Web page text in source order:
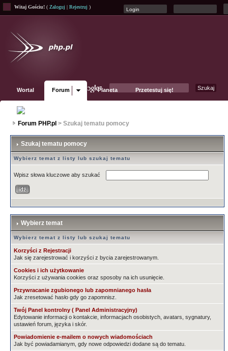
Witaj Gościu! ( Zaloguj | Rejestruj )
Wortal Forum Planeta Przetestuj się!
Forum PHP.pl > Szukaj tematu pomocy
Szukaj tematu pomocy
Wybierz temat z listy lub szukaj tematu
Wpisz słowa kluczowe aby szukać
Wybierz temat
Wybierz temat z listy lub szukaj tematu
Korzyści z Rejestracji
Jak się zarejestrować i korzyści z bycia zarejestrowanym.
Cookies i ich użytkowanie
Korzyści z używania cookies oraz sposoby na ich usunięcie.
Przywracanie zgubionego lub zapomnianego hasła
Jak zresetować hasło gdy go zapomnisz.
Twój Panel kontrolny ( Panel Administracyjny)
Edytowanie informacji o kontakcie, informacjach osobistych, avatars, sygnatury,
ustawień forum, języka i skór.
Powiadomienie e-mailem o nowych wiadomościach
Jak być powiadamianym, gdy nowe odpowiedzi dodane są do tematu.